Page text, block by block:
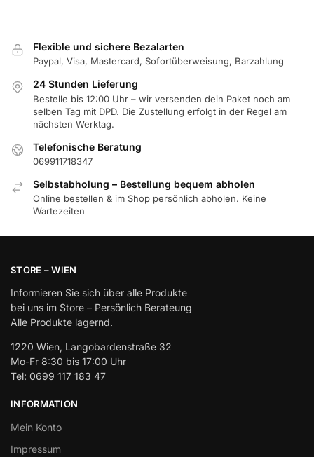
Flexible und sichere Bezalarten
Paypal, Visa, Mastercard, Sofortüberweisung, Barzahlung
24 Stunden Lieferung
Bestelle bis 12:00 Uhr – wir versenden dein Paket noch am
selben Tag mit DPD. Die Zustellung erfolgt in der Regel am
nächsten Werktag.
Telefonische Beratung
069911718347
Selbstabholung – Bestellung bequem abholen
Online bestellen & im Shop persönlich abholen. Keine
Wartezeiten
STORE – WIEN
Informieren Sie sich über alle Produkte
bei uns im Store – Persönlich Berateung
Alle Produkte lagernd.
1220 Wien, Langobardenstraße 32
Mo-Fr 8:30 bis 17:00 Uhr
Tel: 0699 117 183 47
INFORMATION
Mein Konto
Impressum